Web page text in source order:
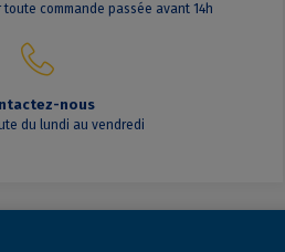
commande passée avant 14h
nous
du lundi au vendredi